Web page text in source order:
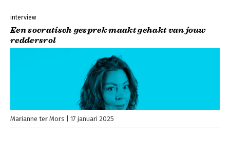
interview
Een socratisch gesprek maakt gehakt van jouw
reddersrol
Marianne ter Mors 17 januari 2025